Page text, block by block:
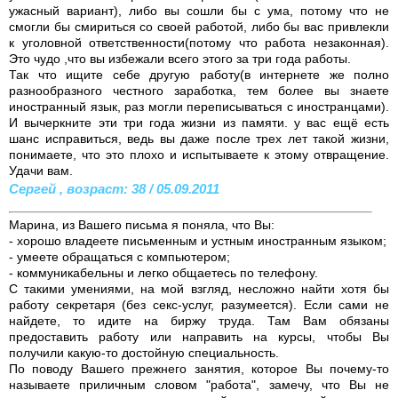
ужасный вариант), либо вы сошли бы с ума, потому что не
смогли бы смириться со своей работой, либо бы вас привлекли
к уголовной ответственности(потому что работа незаконная).
Это чудо ,что вы избежали всего этого за три года работы.
Так что ищите себе другую работу(в интернете же полно
разнообразного честного заработка, тем более вы знаете
иностранный язык, раз могли переписываться с иностранцами).
И вычеркните эти три года жизни из памяти. у вас ещё есть
шанс исправиться, ведь вы даже после трех лет такой жизни,
понимаете, что это плохо и испытываете к этому отвращение.
Удачи вам.
Сергей , возраст: 38 / 05.09.2011
Марина, из Вашего письма я поняла, что Вы:
- хорошо владеете письменным и устным иностранным языком;
- умеете обращаться с компьютером;
- коммуникабельны и легко общаетесь по телефону.
С такими умениями, на мой взгляд, несложно найти хотя бы
работу секретаря (без секс-услуг, разумеется). Если сами не
найдете, то идите на биржу труда. Там Вам обязаны
предоставить работу или направить на курсы, чтобы Вы
получили какую-то достойную специальность.
По поводу Вашего прежнего занятия, которое Вы почему-то
называете приличным словом "работа", замечу, что Вы не